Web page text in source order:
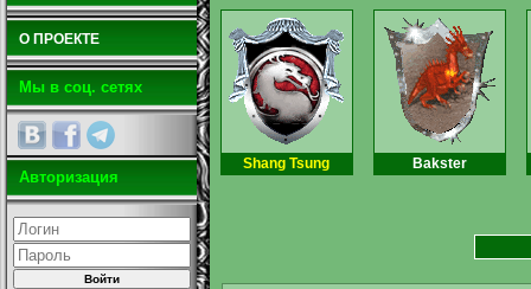
О ПРОЕКТЕ
Мы в соц. сетях
Авторизация
Shang Tsung Bakster